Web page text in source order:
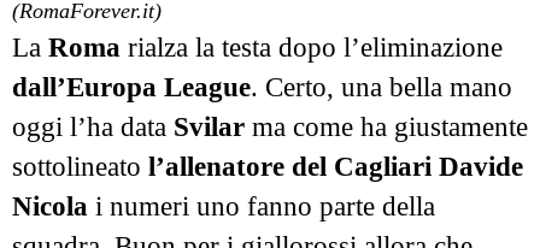
(RomaForever.it)
La Roma rialza la testa dopo l’eliminazione
dall’Europa League. Certo, una bella mano
oggi l’ha data Svilar ma come ha giustamente
sottolineato l’allenatore del Cagliari Davide
Nicola i numeri uno fanno parte della